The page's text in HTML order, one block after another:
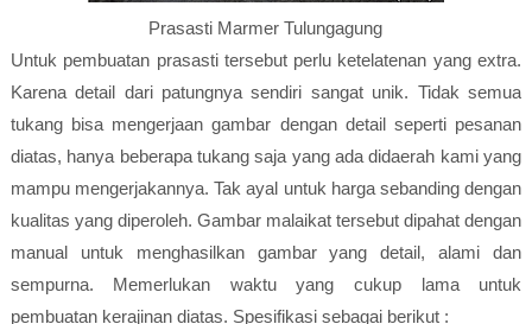
Prasasti Marmer Tulungagung
Untuk pembuatan prasasti tersebut perlu ketelatenan yang extra.
Karena detail dari patungnya sendiri sangat unik. Tidak semua
tukang bisa mengerjaan gambar dengan detail seperti pesanan
diatas, hanya beberapa tukang saja yang ada didaerah kami yang
mampu mengerjakannya. Tak ayal untuk harga sebanding dengan
kualitas yang diperoleh. Gambar malaikat tersebut dipahat dengan
manual untuk menghasilkan gambar yang detail, alami dan
sempurna. Memerlukan waktu yang cukup lama untuk
pembuatan kerajinan diatas. Spesifikasi sebagai berikut :